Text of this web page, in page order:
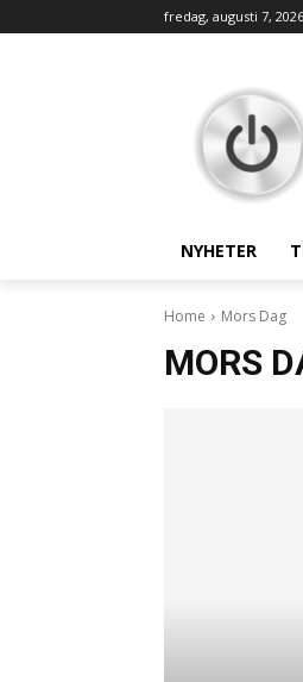
fredag, augusti 7, 2026
NYHETER
Home Mors Dag
MORS